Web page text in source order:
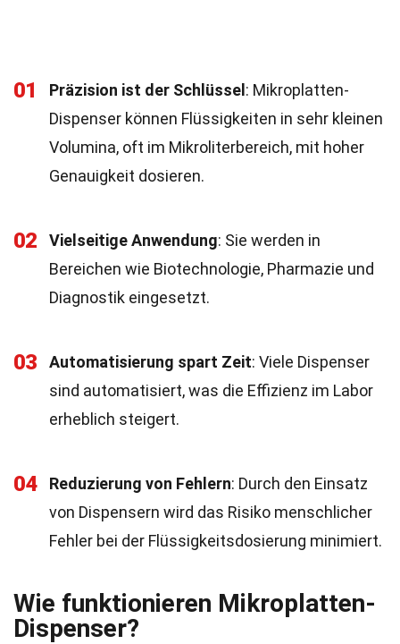
01 Präzision ist der Schlüssel : Mikroplatten-
Dispenser können Flüssigkeiten in sehr kleinen
Volumina, oft im Mikroliterbereich, mit hoher
Genauigkeit dosieren.
02 Vielseitige Anwendung: Sie werden in
Bereichen wie Biotechnologie, Pharmazie und
Diagnostik eingesetzt.
03 Automatisierung spart Zeit: Viele Dispenser
sind automatisiert, was die Effizienz im Labor
erheblich steigert.
04 Reduzierung von Fehlern: Durch den Einsatz
von Dispensern wird das Risiko menschlicher
Fehler bei der Flüssigkeitsdosierung minimiert.
Wie funktionieren Mikroplatten-
Dispenser?